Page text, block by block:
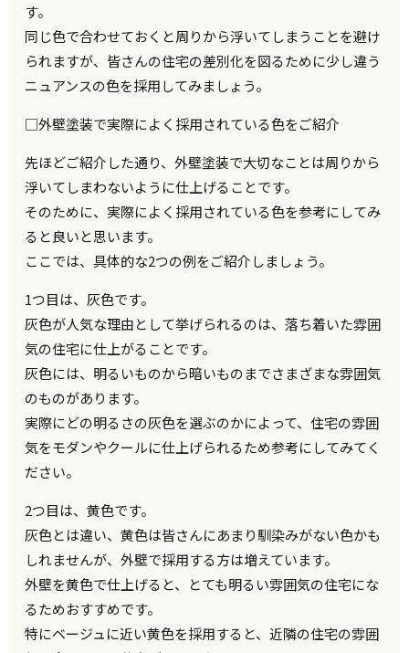
す。
同じ色で合わせておくと周りから浮いてしまうことを避け
られますが、皆さんの住宅の差別化を図るために少し違う
ニュアンスの色を採用してみましょう。
□外壁塗装で実際によく採用されている色をご紹介
先ほどご紹介した通り、外壁塗装で大切なことは周りから
浮いてしまわないように仕上げることです。
そのために、実際によく採用されている色を参考にしてみ
ると良いと思います。
ここでは、具体的な2つの例をご紹介しましょう。
1つ目は、灰色です。
灰色が人気な理由として挙げられるのは、落ち着いた雰囲
気の住宅に仕上がることです。
灰色には、明るいものから暗いものまでさまざまな雰囲気
のものがあります。
実際にどの明るさの灰色を選ぶのかによって、住宅の雰囲
気をモダンやクールに仕上げられるため参考にしてみてく
ださい。
2つ目は、黄色です。
灰色とは違い、黄色は皆さんにあまり馴染みがない色かも
しれませんが、外壁で採用する方は増えています。
外壁を黄色で仕上げると、とても明るい雰囲気の住宅にな
るためおすすめです。
特にベージュに近い黄色を採用すると、近隣の住宅の雰囲